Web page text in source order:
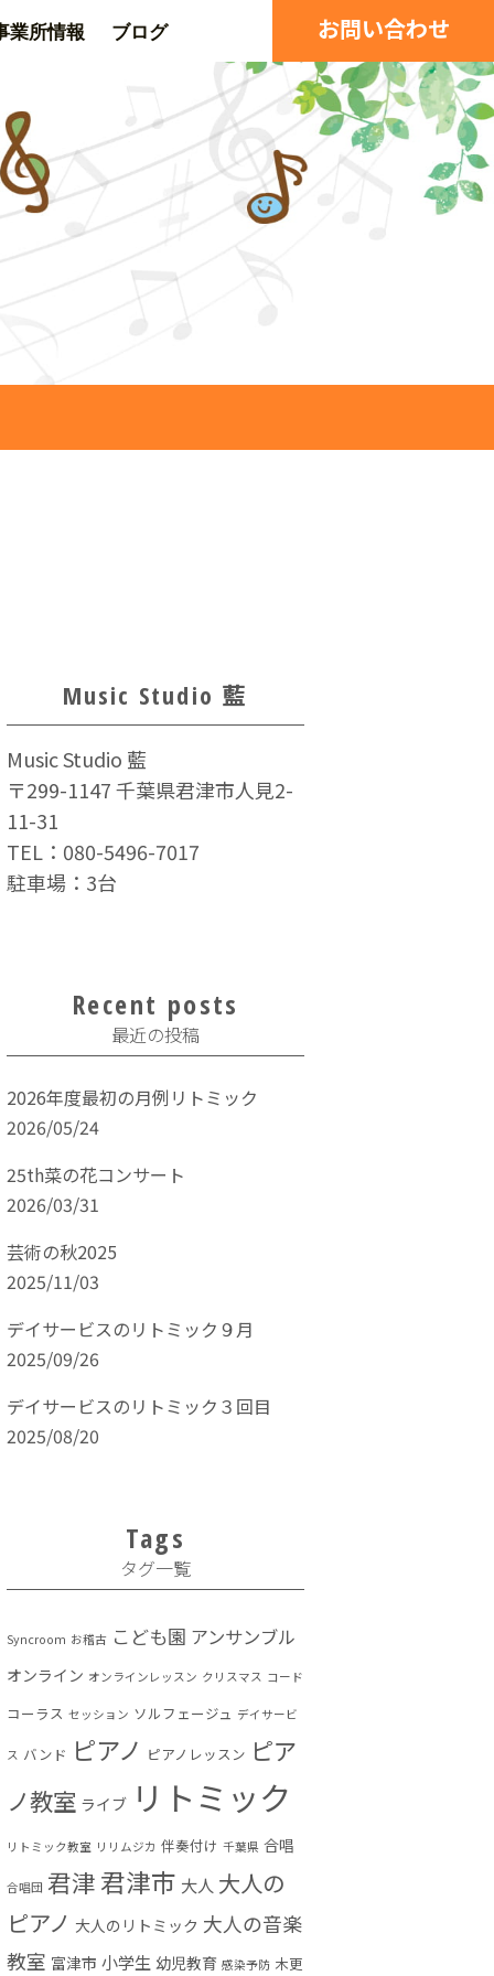
お問い合わせ
業所情報 ブログ
Music Studio 藍
Music Studio 藍
〒299-1147 千葉県君津市人見2-
11-31
TEL： 080-5496-7017
駐車場：3台
Recent posts
最近の投稿
2026年度最初の月例リトミック
2026/05/24
25th菜の花コンサート
2026/03/31
芸術の秋2025
2025/11/03
デイサービスのリトミック９月
2025/09/26
デイサービスのリトミック３回目
2025/08/20
Tags
タグ一覧
Syncroom お稽古 こども園 アンサンブル
オンライン オンラインレッスン クリスマス コード
コーラス セッション ソルフェージュ デイサービ
ス バンド ピアノ ピアノレッスン ピア
ノ教室 ライブ リトミック
リトミック教室 リリムジカ 伴奏付け 千葉県 合唱
合唱団 君津君津市 大人 大人の
ピアノ 大人のリトミック 大人の音楽
教室 富津市 小学生 幼児教育 感染予防 木更